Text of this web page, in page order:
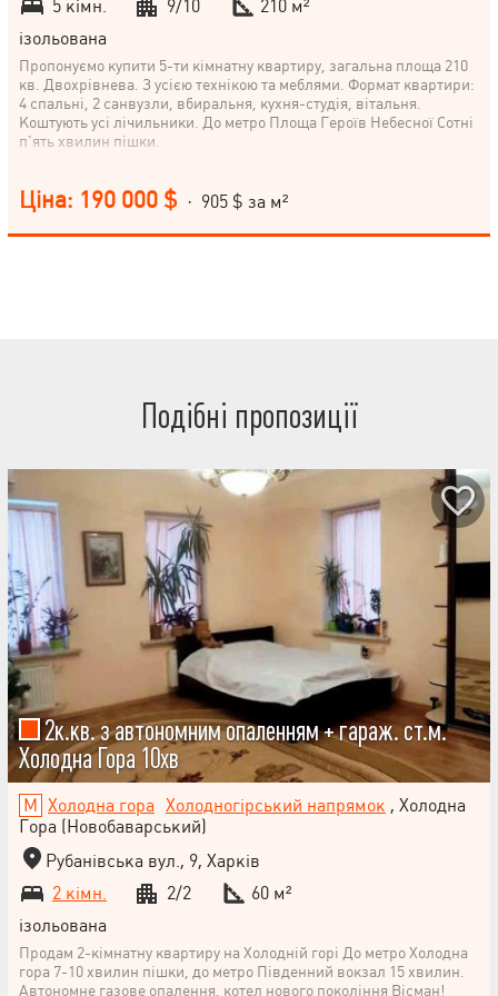
5 кімн. 9/10
210 м²
ізольована
Пропонуємо купити 5-ти кімнатну квартиру, загальна площа 210
кв. Двохрівнева. З усією технікою та меблями. Формат квартири:
4 спальні, 2 санвузли, вбиральня, кухня-студія, вітальня.
Коштують усі лічильники. До метро Площа Героїв Небесної Сотні
п'ять хвилин пішки.
Ціна: 190 000 $ · 905 $ за м²
Подібні пропозиції
2к.кв. з автономним опаленням + гараж. ст.м.
Холодна Гора 10хв
Холодна гора Холодногірський напрямок , Холодна
Гора (Новобаварський)
Рубанівська вул., 9, Харків
2 кімн.
2/2
60 м²
ізольована
Продам 2-кімнатну квартиру на Холодній горі До метро Холодна
гора 7-10 хвилин пішки, до метро Південний вокзал 15 хвилин.
Автономне газове опалення, котел нового покоління Вісман!